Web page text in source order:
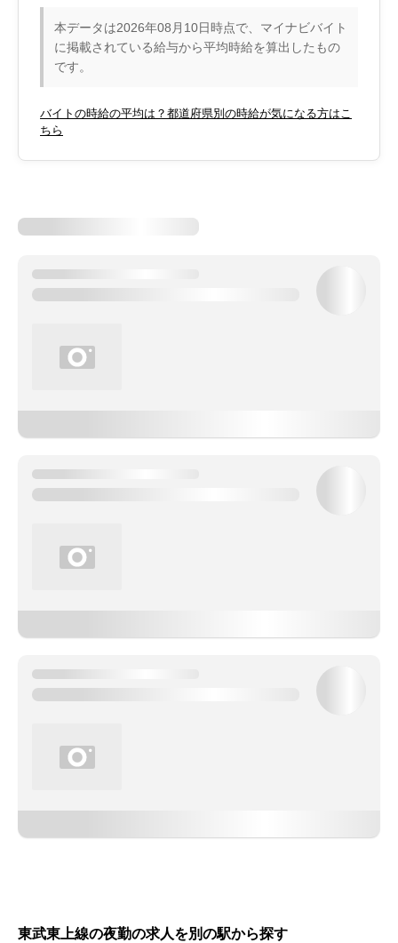
本データは2026年08月10日時点で、マイナビバイト
に掲載されている給与から平均時給を算出したもの
です。
バイトの時給の平均は？都道府県別の時給が気になる方はこ
ちら
東武東上線の夜勤の求人を別の駅から探す